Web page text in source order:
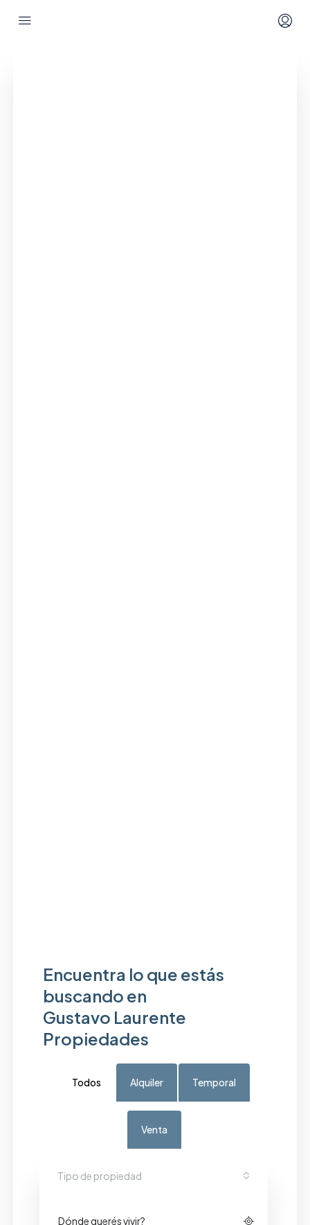
Encuentra lo que estás
buscando en
Gustavo Laurente
Propiedades
Todos Alquiler Temporal
Venta
Tipo de propiedad